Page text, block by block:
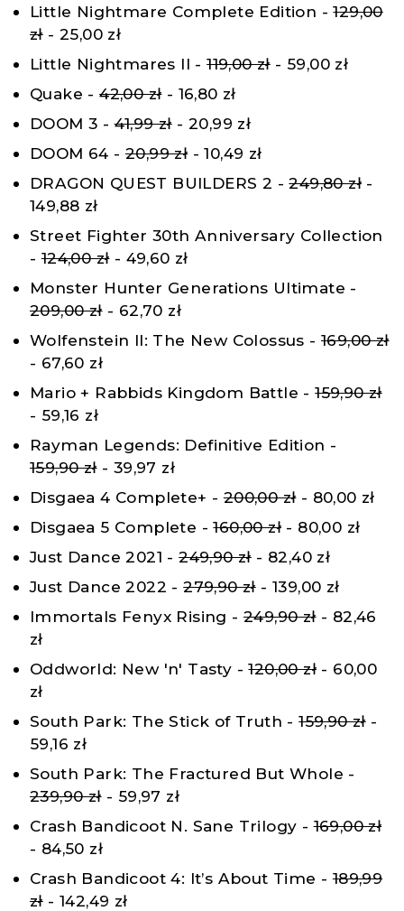
Little Nightmare Complete Edition -129,00
zł- 25,00 zł
Little Nightmares II -119,00 zł- 59,00 zł
Quake -42,00 zł- 16,80 zł
DOOM 3 -41,99 zł- 20,99 zł
DOOM 64 -20,99 zł- 10,49 zł
DRAGON QUEST BUILDERS 2 -249,80 zł -
149,88 zł
Street Fighter 30th Anniversary Collection
-124,00 zł- 49,60 zł
Monster Hunter Generations Ultimate -
209,00 zł- 62,70 zł
Wolfenstein II: The New Colossus - 169,00 zł
- 67,60 zł
Mario + Rabbids Kingdom Battle -159,90 zł
- 59,16 zł
Rayman Legends: Definitive Edition -
159,90 zł- 39,97 zł
Disgaea 4 Complete+ -200,00 zł- 80,00 zł
Disgaea 5 Complete -160,00 zł - 80,00 zł
Just Dance 2021 -249,90 zł- 82,40 zł
Just Dance 2022 -279,90 zł- 139,00 zł
Immortals Fenyx Rising - 249,90 zł- 82,46
zł
Oddworld: New 'n' Tasty -120,00 zł - 60,00
zł
South Park: The Stick of Truth -159,90 zł-
59,16 zł
South Park: The Fractured But Whole -
239,90 zł- 59,97 zł
Crash Bandicoot N. Sane Trilogy -169,00 zł
- 84,50 zł
Crash Bandicoot 4: It’s About Time -189,99
zł- 142,49 zł